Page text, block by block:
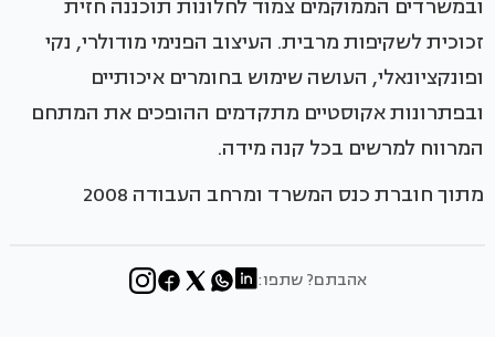
ובמשרדים הממוקמים צמוד לחלונות תוכננה חזית
זכוכית לשקיפות מרבית. העיצוב הפנימי מודולרי, נקי
ופונקציונאלי, העושה שימוש בחומרים איכותיים
ובפתרונות אקוסטיים מתקדמים ההופכים את המתחם
המרווח למרשים בכל קנה מידה.
מתוך חוברת כנס המשרד ומרחב העבודה 2008
אהבתם? שתפו: